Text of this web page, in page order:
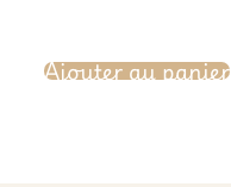
Ajouter au panier